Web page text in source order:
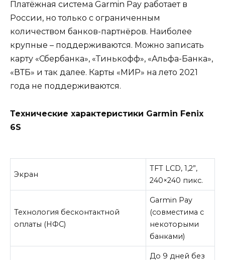
Платёжная система Garmin Pay работает в
России, но только с ограниченным
количеством банков-партнёров. Наиболее
крупные – поддерживаются. Можно записать
карту «Сбербанка», «Тинькофф», «Альфа-Банка»,
«ВТБ» и так далее. Карты «МИР» на лето 2021
года не поддерживаются.
Технические характеристики Garmin Fenix
6S
Экран
TFT LCD, 1,2”,
240×240 пикс.
Технология бесконтактной
оплаты (НФС)
Garmin Pay
(совместима с
некоторыми
банками)
До 9 дней без